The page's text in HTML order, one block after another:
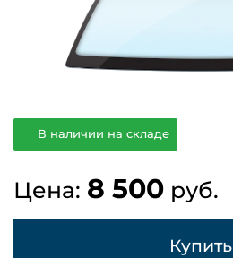
В наличии на складе
Цена: 8 500 руб.
Купить